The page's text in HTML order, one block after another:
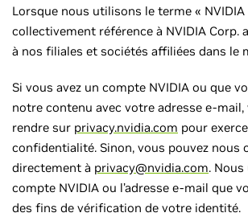
Lorsque nous utilisons le terme «
collectivement référence à NVIDIA Corp.
à nos filiales et sociétés affiliées dans le
Si vous avez un compte NVIDIA ou que
notre contenu avec votre adresse e-mail,
rendre sur privacy.nvidia.com pour
confidentialité. Sinon, vous pouvez nous
directement à privacy@nvidia.com.
compte NVIDIA ou l’adresse e-mail que
des fins de vérification de votre identité.